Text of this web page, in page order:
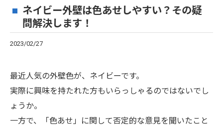
ネイビー外壁は色あせしやすい？その疑
問解決します！
2023/02/27
最近人気の外壁色が、ネイビーです。
実際に興味を持たれた方もいらっしゃるのではないでし
ょうか。
一方で、「色あせ」に関して否定的な意見を聞いたこと